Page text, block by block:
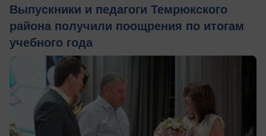
Выпускники и педагоги Темрюкского
района получили поощрения по итогам
учебного года